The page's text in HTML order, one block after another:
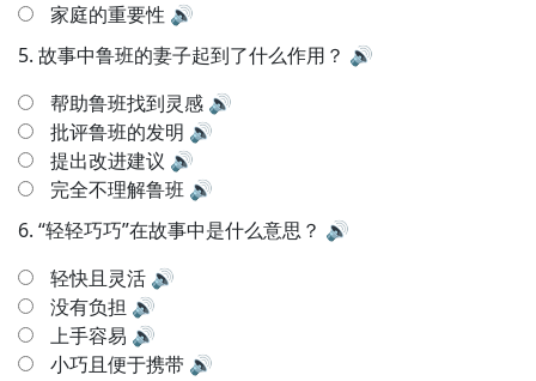
家庭的重要性 🔊
5. 故事中鲁班的妻子起到了什么作用？ 🔊
帮助鲁班找到灵感 🔊
批评鲁班的发明 🔊
提出改进建议 🔊
完全不理解鲁班 🔊
6. “轻轻巧巧”在故事中是什么意思？ 🔊
轻快且灵活 🔊
没有负担 🔊
上手容易 🔊
小巧且便于携带 🔊